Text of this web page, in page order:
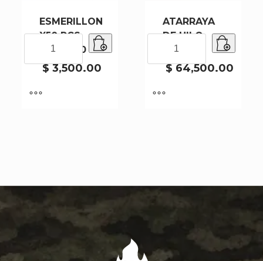
ESMERILLON
X50 PCS
1001-7-50
$3,500.00
PCS
7-
ATARRAYA
DE HILO
CY158
$64,500.00
HILO
cantidad